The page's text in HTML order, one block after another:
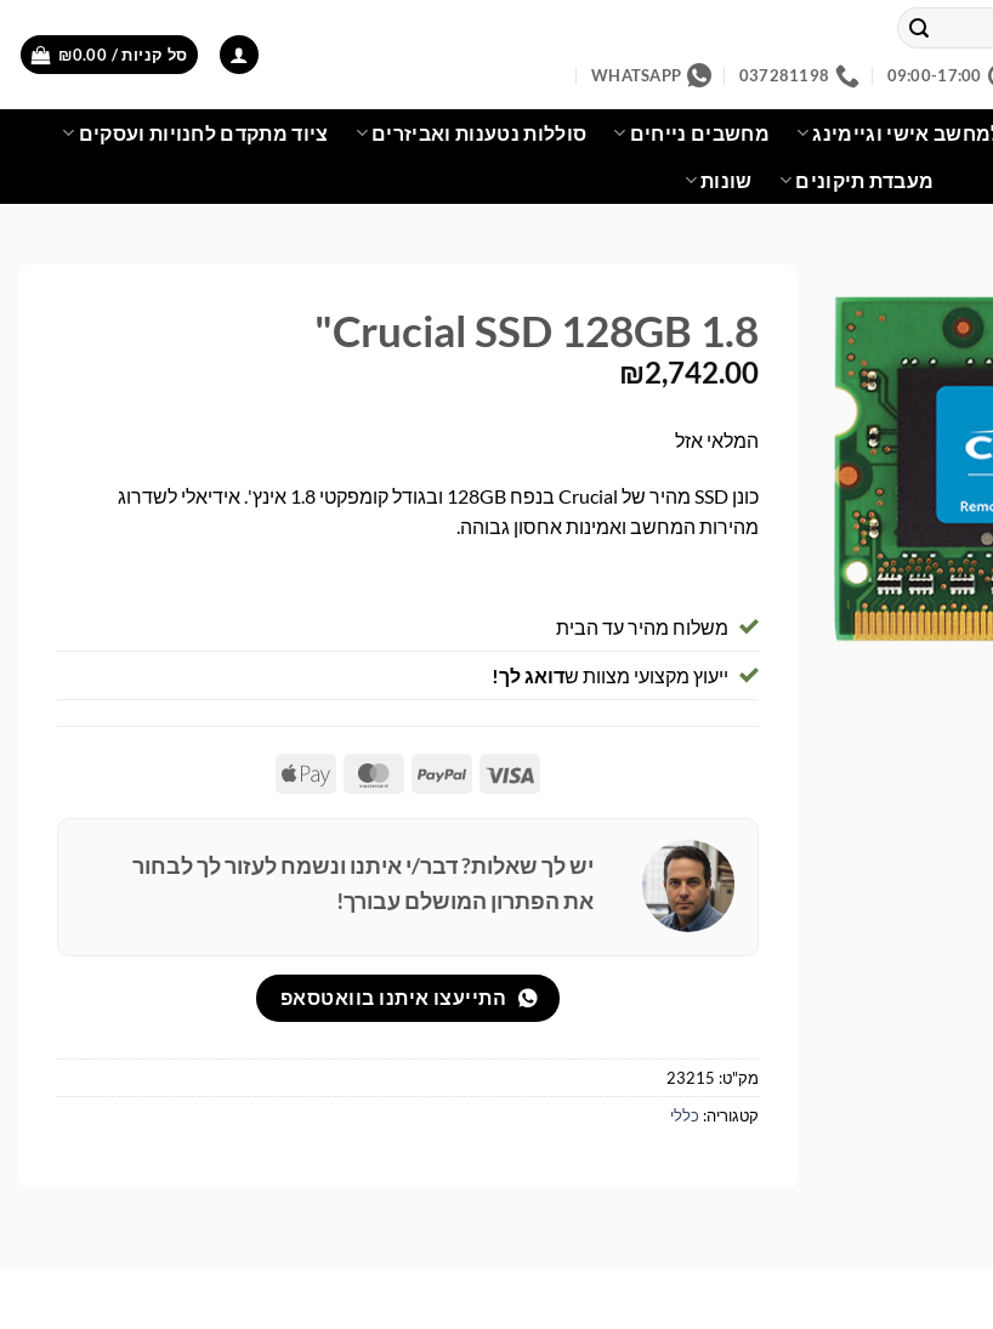
09:00-17:00
037281198
WHATSAPP
סל קניות / ₪0.00
אישי וגיימינג מחשבים נייחים סוללות נטענות ואביזרים ציוד מתקדם לחנויות ועסקים
מעבדת תיקונים שונות
Crucial SSD 128GB 1.8"
₪2,742.00
המלאי אזל
כונן SSD מהיר של Crucial בנפח 128GB ובגודל קומפקטי 1.8 אינץ'. אידיאלי לשדרוג
מהירות המחשב ואמינות אחסון גבוהה.
משלוח מהיר עד הבית
ייעוץ מקצועי מצוות שדואג לך!
Visa
PayPal
MasterCard
Apple
יש לך שאלות? דבר/י איתנו ונשמח לעזור לך לבחור
את הפתרון המושלם עבורך!
התייעצו איתנו בוואטסאפ
מק"ט: 23215
קטגוריה: כללי